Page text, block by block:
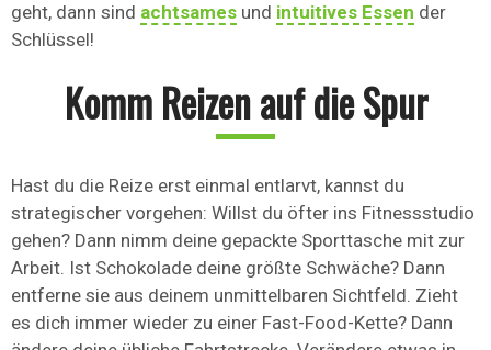
geht, dann sind achtsames und intuitives Essen der
Schlüssel!
Komm Reizen auf die Spur
Hast du die Reize erst einmal entlarvt, kannst du
strategischer vorgehen: Willst du öfter ins Fitnessstudio
gehen? Dann nimm deine gepackte Sporttasche mit zur
Arbeit. Ist Schokolade deine größte Schwäche? Dann
entferne sie aus deinem unmittelbaren Sichtfeld. Zieht
es dich immer wieder zu einer Fast-Food-Kette? Dann